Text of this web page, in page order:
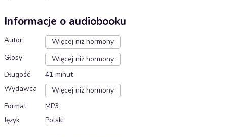
Informacje o audiobooku
Autor
Więcej niż hormony
Głosy
Więcej niż hormony
Długość
41 minut
Wydawca
Więcej niż hormony
Format
MP3
Język
Polski